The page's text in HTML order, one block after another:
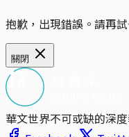
抱歉，出現錯誤。請再試
關閉
華文世界不可或缺的深